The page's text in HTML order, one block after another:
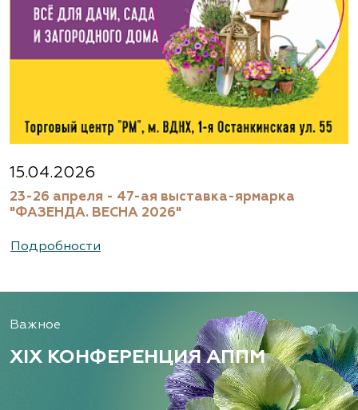
15.04.2026
23-26 апреля - 47-ая выставка-ярмарка
"ФАЗЕНДА. ВЕСНА 2026"
Подробности
Важное
XIX КОНФЕРЕНЦИЯ АППМ